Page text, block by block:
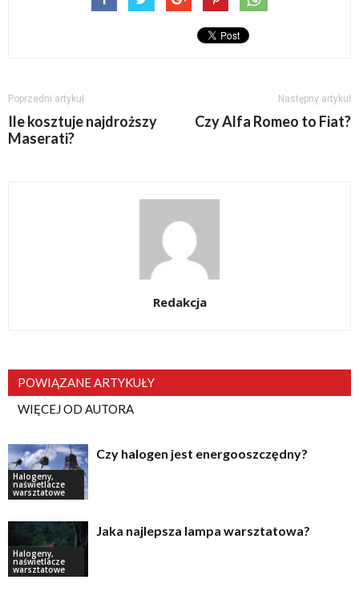
Poprzedni artykuł
Ile kosztuje najdroższy
Maserati?
Następny artykuł
Czy Alfa Romeo to Fiat?
Redakcja
POWIĄZANE ARTYKUŁY
WIĘCEJ OD AUTORA
Halogeny,
naświetlacze
warsztatowe
Czy halogen jest energooszczędny?
Halogeny,
naświetlacze
warsztatowe
Jaka najlepsza lampa warsztatowa?